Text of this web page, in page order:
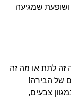
שמגיעה
זה לתת או מה זה
של הבירה!
צבעים,